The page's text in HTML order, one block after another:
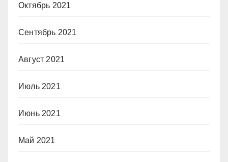
Октябрь 2021
Сентябрь 2021
Август 2021
Июль 2021
Июнь 2021
Май 2021